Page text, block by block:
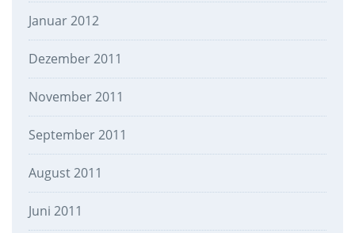
Januar 2012
Dezember 2011
November 2011
September 2011
August 2011
Juni 2011